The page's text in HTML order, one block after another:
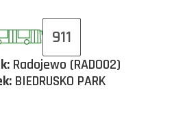
911
Radojewo (RADO02)
BIEDRUSKO PARK